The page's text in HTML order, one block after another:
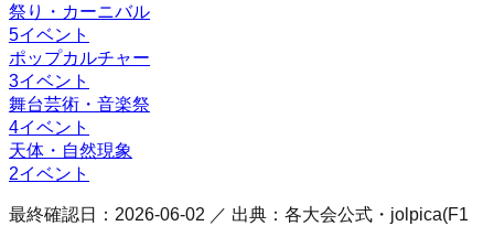
祭り・カーニバル
5イベント
ポップカルチャー
3イベント
舞台芸術・音楽祭
4イベント
天体・自然現象
2イベント
最終確認日： 2026-06-02 ／ 出典：各大会公式・jolpica(F1